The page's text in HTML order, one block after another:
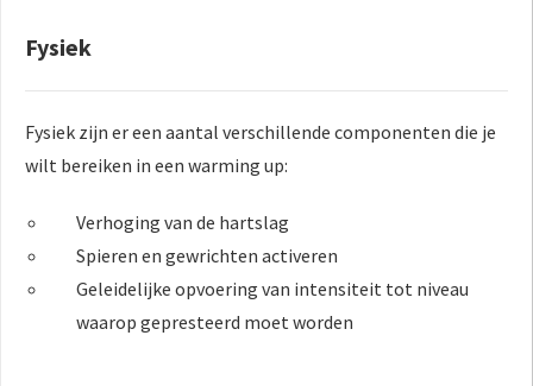
Fysiek
Fysiek zijn er een aantal verschillende componenten die je
wilt bereiken in een warming up:
Verhoging van de hartslag
Spieren en gewrichten activeren
Geleidelijke opvoering van intensiteit tot niveau
waarop gepresteerd moet worden